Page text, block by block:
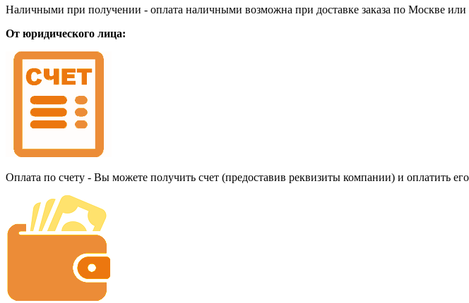
Наличными при получении - оплата наличными возможна при доставке заказа по Москве
От юридического лица:
Оплата по счету - Вы можете получить счет (предоставив реквизиты компании) и оплатить